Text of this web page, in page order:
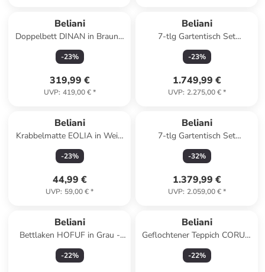
Beliani
Doppelbett DINAN in Braun -
(W) 147 x (H) 31 x (L) 214 cm
-23%
319,99 €
UVP: 419,00 €*
Beliani
7-tlg Gartentisch Set
CASCAIS in Beige/Grau
-23%
1.749,99 €
UVP: 2.275,00 €*
Beliani
Krabbelmatte EOLIA in Weiß
- (W) 110 x (H) 3 x (L) 110 cm
-23%
44,99 €
UVP: 59,00 €*
Beliani
7-tlg Gartentisch Set
ORISTANO in
Grau/Beige/Braun
-32%
1.379,99 €
UVP: 2.059,00 €*
Beliani
Bettlaken HOFUF in Grau -
(W) 140 x (H) 25 x (L) 200 cm
-22%
Beliani
Geflochtener Teppich CORUM
in Beige/Braun/Blau - (W) 80 x
(H) 1.5 x (L) 150 cm
-22%